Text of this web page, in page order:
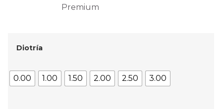
Premium
Diotría
0.00 1.00 1.50 2.00 2.50 3.00